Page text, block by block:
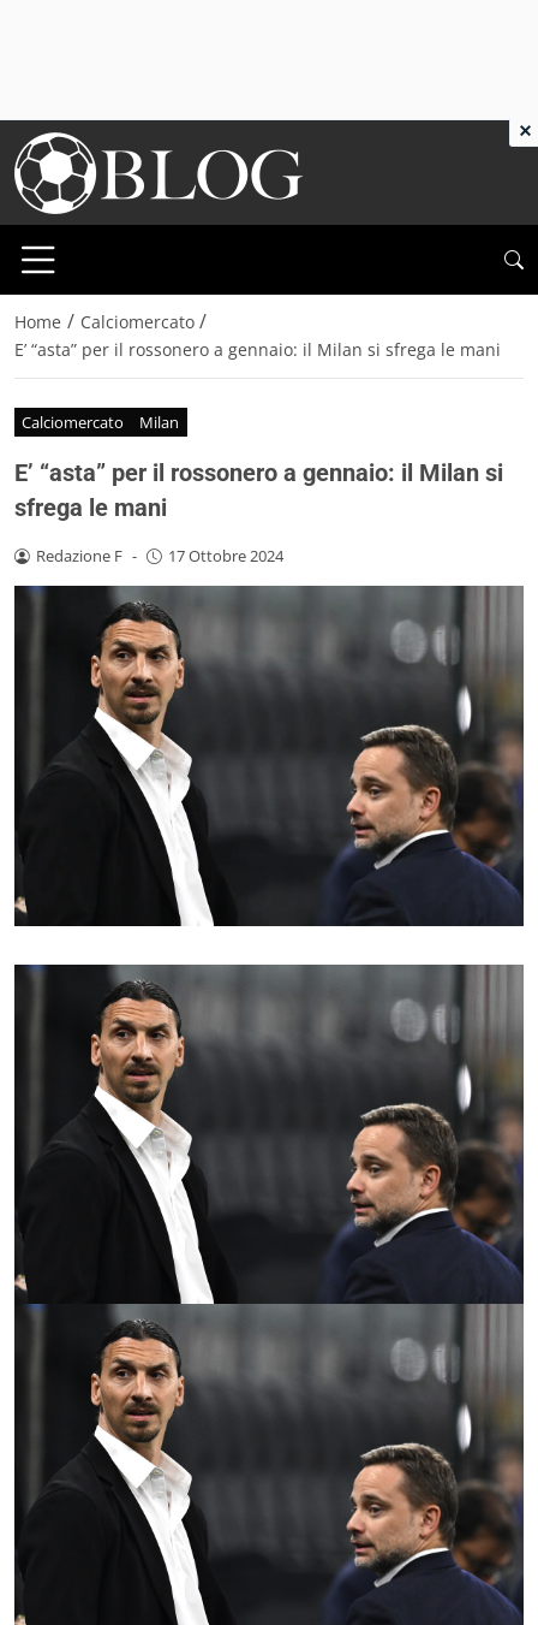
Home / Calciomercato /
E’ “asta” per il rossonero a gennaio: il Milan si sfrega le mani
Calciomercato Milan
E’ “asta” per il rossonero a gennaio: il Milan si
sfrega le mani
Redazione F - 17 Ottobre 2024
×